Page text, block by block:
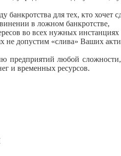
банкротства для тех, кто хочет
в ложном банкротстве,
во всех нужных
не допустим «слива» Ваших
предприятий любой
и временных ресурсов.